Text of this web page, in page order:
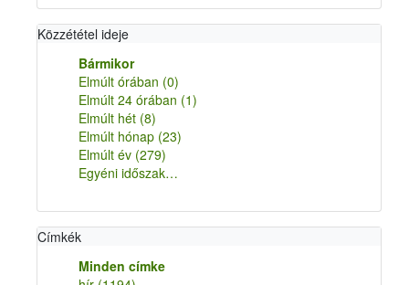
Közzététel ideje
Bármikor
Elmúlt órában (0)
Elmúlt 24 órában (1)
Elmúlt hét (8)
Elmúlt hónap (23)
Elmúlt év (279)
Egyéni időszak…
Címkék
Minden címke